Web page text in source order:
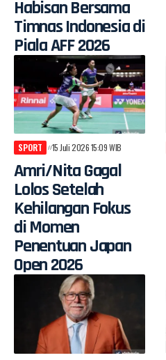
Habisan Bersama
Timnas Indonesia di
Piala AFF 2026
SPORT 15 Juli 2026 15:09 WIB
Amri/Nita Gagal
Lolos Setelah
Kehilangan Fokus
di Momen
Penentuan Japan
Open 2026